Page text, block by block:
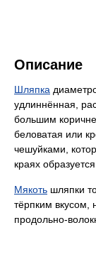
Описание
Шляпка
удлиннённая,
большим
беловатая или
чешуйками,
краях
Мякоть шляпки
тёрпким вкусом,
продольно-